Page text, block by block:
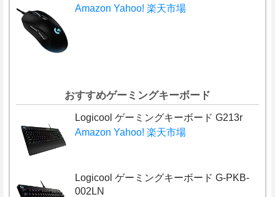
Amazon Yahoo! 楽天市場
おすすめゲーミングキーボード
Logicool ゲーミングキーボード G213r
Amazon Yahoo! 楽天市場
Logicool ゲーミングキーボード G-PKB-
002LN